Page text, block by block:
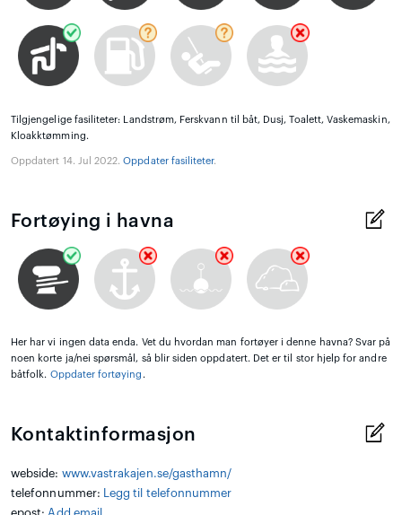
Tilgjengelige fasiliteter: Landstrøm, Ferskvann til båt, Dusj, Toalett, Vaskemaskin,
Kloakktømming.
Oppdatert 14. Jul 2022.Oppdater fasiliteter.
Fortøying i havna
Her har vi ingen data enda. Vet du hvordan man fortøyer i denne havna? Svar på
noen korte ja/nei spørsmål, så blir siden oppdatert. Det er til stor hjelp for andre
båtfolk. Oppdater fortøying .
Kontaktinformasjon
webside: www.vastrakajen.se/gasthamn/
telefonnummer:
Legg til telefonnummer